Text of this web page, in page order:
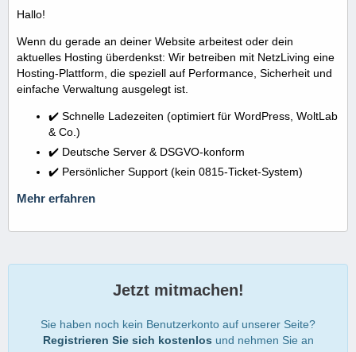
Hallo!
Wenn du gerade an deiner Website arbeitest oder dein
aktuelles Hosting überdenkst: Wir betreiben mit NetzLiving eine
Hosting-Plattform, die speziell auf Performance, Sicherheit und
einfache Verwaltung ausgelegt ist.
✔️ Schnelle Ladezeiten (optimiert für WordPress, WoltLab
& Co.)
✔️ Deutsche Server & DSGVO-konform
✔️ Persönlicher Support (kein 0815-Ticket-System)
Mehr erfahren
Jetzt mitmachen!
Sie haben noch kein Benutzerkonto auf unserer Seite?
Registrieren Sie sich kostenlos und nehmen Sie an